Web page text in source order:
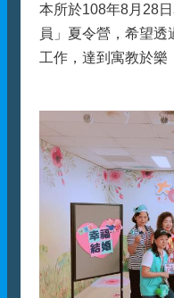
本所於108年8月28
員」夏令營，希望
工作，達到寓教於樂